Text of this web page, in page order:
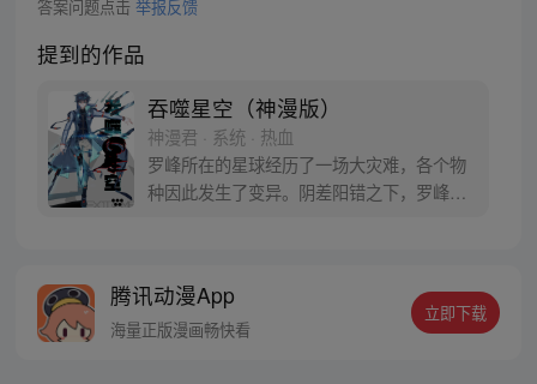
答案问题点击 举报反馈
提到的作品
吞噬星空（神漫版）
神漫君 · 系统 · 热血
罗峰所在的星球经历了一场大灾难，各个物
种因此发生了变异。阴差阳错之下，罗峰得
取而代之，成为了新的星空吞噬巨兽，同时
还形成了人类分身。最终，罗峰迈出了他所
腾讯动漫App
海量正版漫画畅快看
立即下载